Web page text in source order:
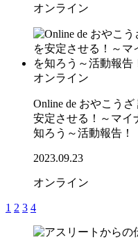
オンライン
オンライン
Online de おやこう
安定させる！～マイ
知ろう～活動報告！
2023.09.23
オンライン
1 2 3 4